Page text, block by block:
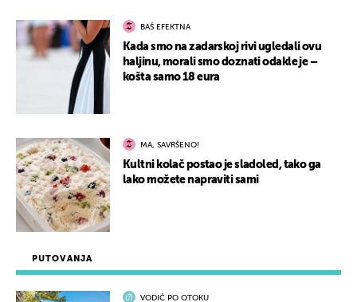
PUTOVANJA
VODIČ PO OTOKU
BAŠ EFEKTNA
Kada smo na zadarskoj rivi ugledali ovu
haljinu, morali smo doznati odakle je –
košta samo 18 eura
MA, SAVRŠENO!
Kultni kolač postao je sladoled, tako ga
lako možete napraviti sami